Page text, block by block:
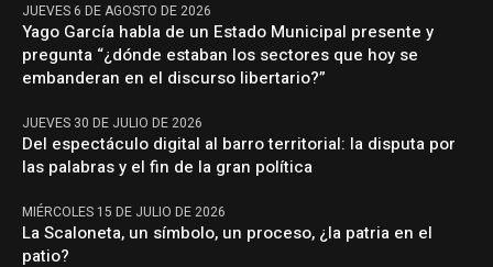
JUEVES 6 DE AGOSTO DE 2026
Yago García habla de un Estado Municipal presente y
pregunta “¿dónde estaban los sectores que hoy se
embanderan en el discurso libertario?”
JUEVES 30 DE JULIO DE 2026
Del espectáculo digital al barro territorial: la disputa por
las palabras y el fin de la gran política
MIÉRCOLES 15 DE JULIO DE 2026
La Scaloneta, un símbolo, un proceso, ¿la patria en el
patio?